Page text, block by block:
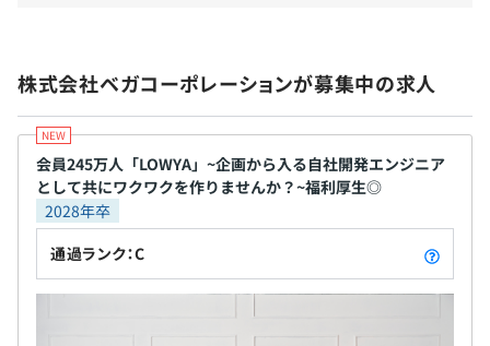
――― 昨年の採用情報 ―――
業績連動型賞与年2回（7月、12月）
――― 昨年の採用情報 ―――
※人事考課による
ネットで家具インテリア商品を購入する方も増え、
大手企業もネットに参入してくる時代となり、その
中でさらに成長していくためには、常にフレッシュ
でクリエイティブなアイデアが必要になります。 小
さいころからPCに触れる環境があったり、初めて持
った携帯がスマートフォンであったりと、常日頃か
らインターネットやSNSに触れている皆さんだから
こそ、できることがあるはずです！ 当社で、あなた
のアイデアをカタチにしてみませんか？「未知の常
識を生み出す」方を待っています！
株式会社ベガコーポレーションが募集中の求人
会員245万人「LOWYA」~企画から入る自社開発エンジニア
として共にワクワクを作りませんか？~福利厚生◎
2028年卒
通過ランク：C